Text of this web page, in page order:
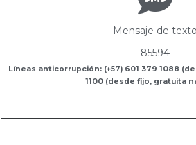
Mensaje de texto
85594
Líneas anticorrupción: (+57) 601 379 1088
1100 (desde fijo, gratuita